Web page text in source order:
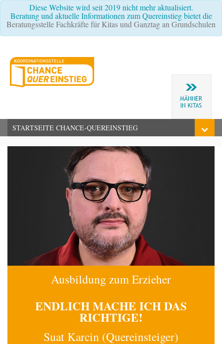
Diese Website wird seit 2019 nicht mehr aktualisiert.
Beratung und aktuelle Informationen zum Quereinstieg bietet die
Beratungsstelle Fachkräfte für Kitas und Ganztag an Grundschulen
STARTSEITE CHANCE-QUEREINSTIEG
Ausbildung zum Erzieher
ENDLICH MACHE ICHDAS
RICHTIGE!
Suat Karcin (Quereinsteiger)